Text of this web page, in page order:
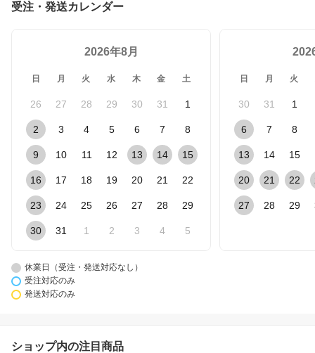
受注・発送カレンダー
2026年8月
日 月 火 水 木 金 土
26 27 28 29 30 31 1
2 3 4 5 6 7 8
9 10 11 12 13 14 15
16 17 18 19 20 21 22
23 24 25 26 27 28 29
30 31 1 2 3 4 5
日 月 火
30 31 1
6 7 8
13 14 15
20 21 22
27 28 29
休業日（受注・発送対応なし）
受注対応のみ
発送対応のみ
ショップ内の注目商品